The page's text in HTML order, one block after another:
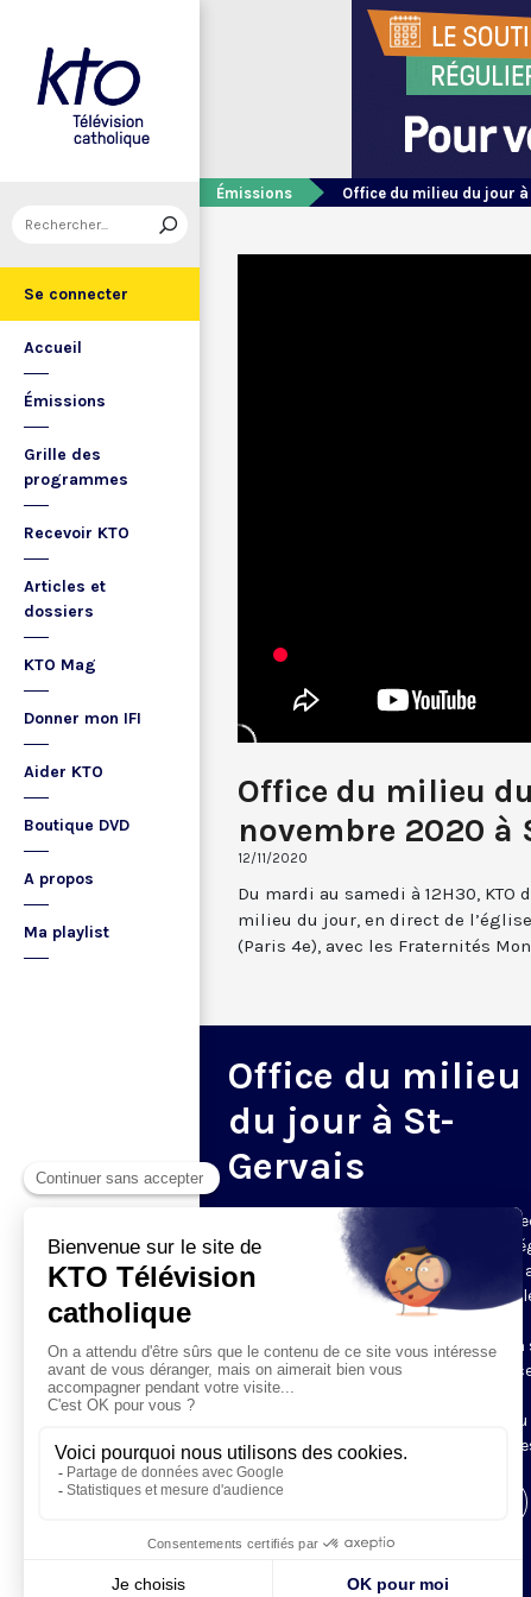
Se connecter
Accueil
Émissions
Grille des
programmes
Recevoir KTO
Articles et
dossiers
KTO Mag
Donner mon IFI
Aider KTO
Boutique DVD
A propos
Ma playlist
Émissions Office du milieu du jour
Office du milieu
novembre 2020 à
12/11/2020
Du mardi au samedi à 12H30,
milieu du jour, en direct de
(Paris 4e), avec les Fraternités
Office du milieu
du jour à St-
Gervais
Du mardi au samedi, KTO diffuse en
l’office du milieu du jour, en direct de
Saint-Gervais-Saint-Protais (Paris 4e),
les Fraternités Monastiques de
L’Office du Milieu du Jour regroupe, en
particulier, «au milieu du jour» et en un
office, les heures monastiques de
Sexte et None. Il permet à l’Église de
retrouver son Seigneur entre l’office du
matin (Laudes) et l’office du soir